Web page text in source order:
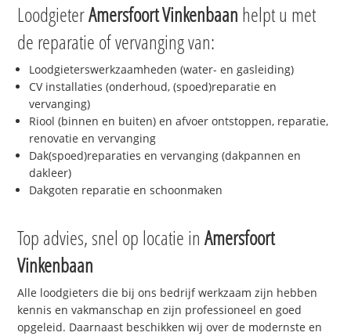
LoodgieterAmersfoort Vinkenbaan helpt u met
de reparatie of vervanging van:
Loodgieterswerkzaamheden (water- en gasleiding)
CV installaties (onderhoud, (spoed)reparatie en
vervanging)
Riool (binnen en buiten) en afvoer ontstoppen, reparatie,
renovatie en vervanging
Dak(spoed)reparaties en vervanging (dakpannen en
dakleer)
Dakgoten reparatie en schoonmaken
Top advies, snel op locatie inAmersfoort
Vinkenbaan
Alle loodgieters die bij ons bedrijf werkzaam zijn hebben
kennis en vakmanschap en zijn professioneel en goed
opgeleid. Daarnaast beschikken wij over de modernste en